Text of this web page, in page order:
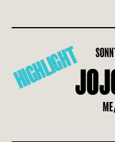
HIGHLIGHT